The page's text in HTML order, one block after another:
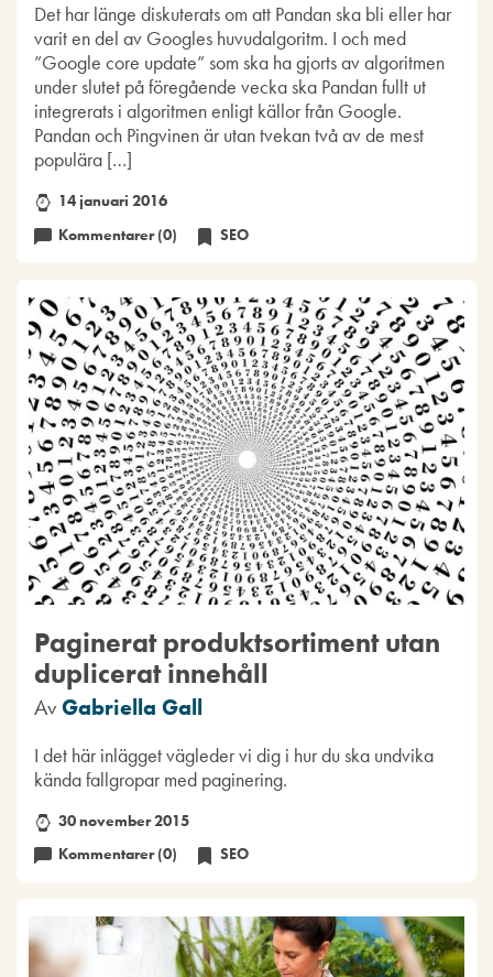
Det har länge diskuterats om att Pandan ska bli eller har
varit en del av Googles huvudalgoritm. I och med
”Google core update” som ska ha gjorts av algoritmen
under slutet på föregående vecka ska Pandan fullt ut
integrerats i algoritmen enligt källor från Google.
Pandan och Pingvinen är utan tvekan två av de mest
populära […]
14 januari 2016
Kommentarer (0)
SEO
Paginerat produktsortiment utan
duplicerat innehåll
AvGabriella Gall
I det här inlägget vägleder vi dig i hur du ska undvika
kända fallgropar med paginering.
30 november 2015
Kommentarer (0)
SEO